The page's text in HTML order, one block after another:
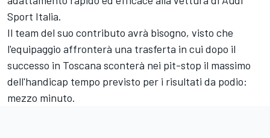
Sport Italia.
Il team del suo contributo avrà bisogno, visto che
l'equipaggio affronterà una trasferta in cui dopo il
successo in Toscana sconterà nei pit-stop il massimo
dell'handicap tempo previsto per i risultati da podio:
mezzo minuto.